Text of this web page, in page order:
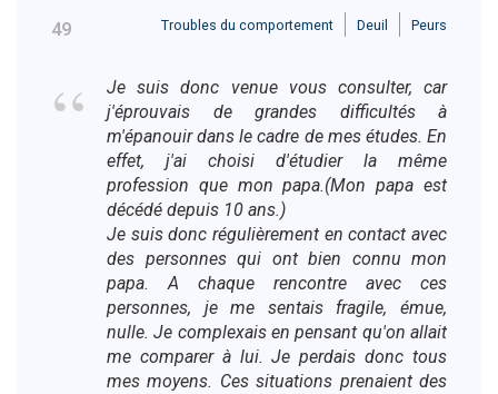
49 Troubles du comportement Deuil Peurs
Je suis donc venue vous consulter, car
j'éprouvais de grandes difficultés à
m'épanouir dans le cadre de mes études. En
effet, j'ai choisi d'étudier la même
profession que mon papa.(Mon papa est
décédé depuis 10 ans.)
Je suis donc régulièrement en contact avec
des personnes qui ont bien connu mon
papa. A chaque rencontre avec ces
personnes, je me sentais fragile, émue,
nulle. Je complexais en pensant qu'on allait
me comparer à lui. Je perdais donc tous
mes moyens. Ces situations prenaient des